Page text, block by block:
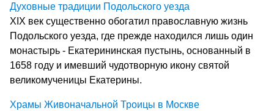
Духовные традиции Подольского уезда
ХIХ век существенно обогатил православную жизнь
Подольского уезда, где прежде находился лишь один
монастырь - Екатерининская пустынь, основанный в
1658 году и имевший чудотворную икону святой
великомученицы Екатерины.
Храмы Живоначальной Троицы в Москве